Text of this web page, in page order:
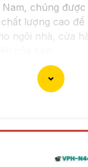
Nam, chúng
lượng cao
ngôi nhà, cửa
cung cấp các
chất lượng cao
AHD,
sử dụng.
Vantech là